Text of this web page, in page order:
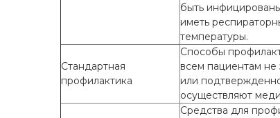
быть
иметь
температуры.
Стандартная
профилактика
Способы
всем пациентам не
или
осуществляют
Средства для